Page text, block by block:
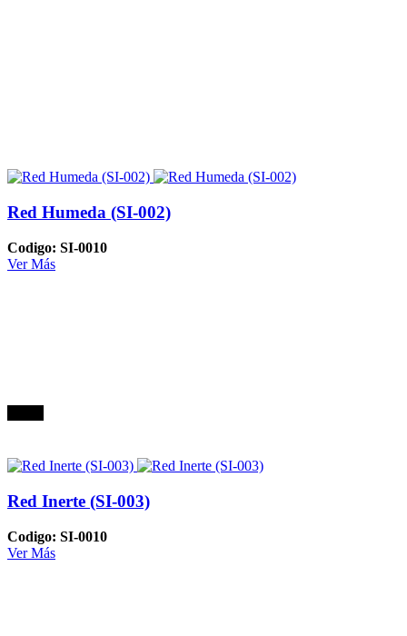
Red Humeda (SI-002)
Codigo: SI-0010
Ver Más
Red Inerte (SI-003)
Codigo: SI-0010
Ver Más